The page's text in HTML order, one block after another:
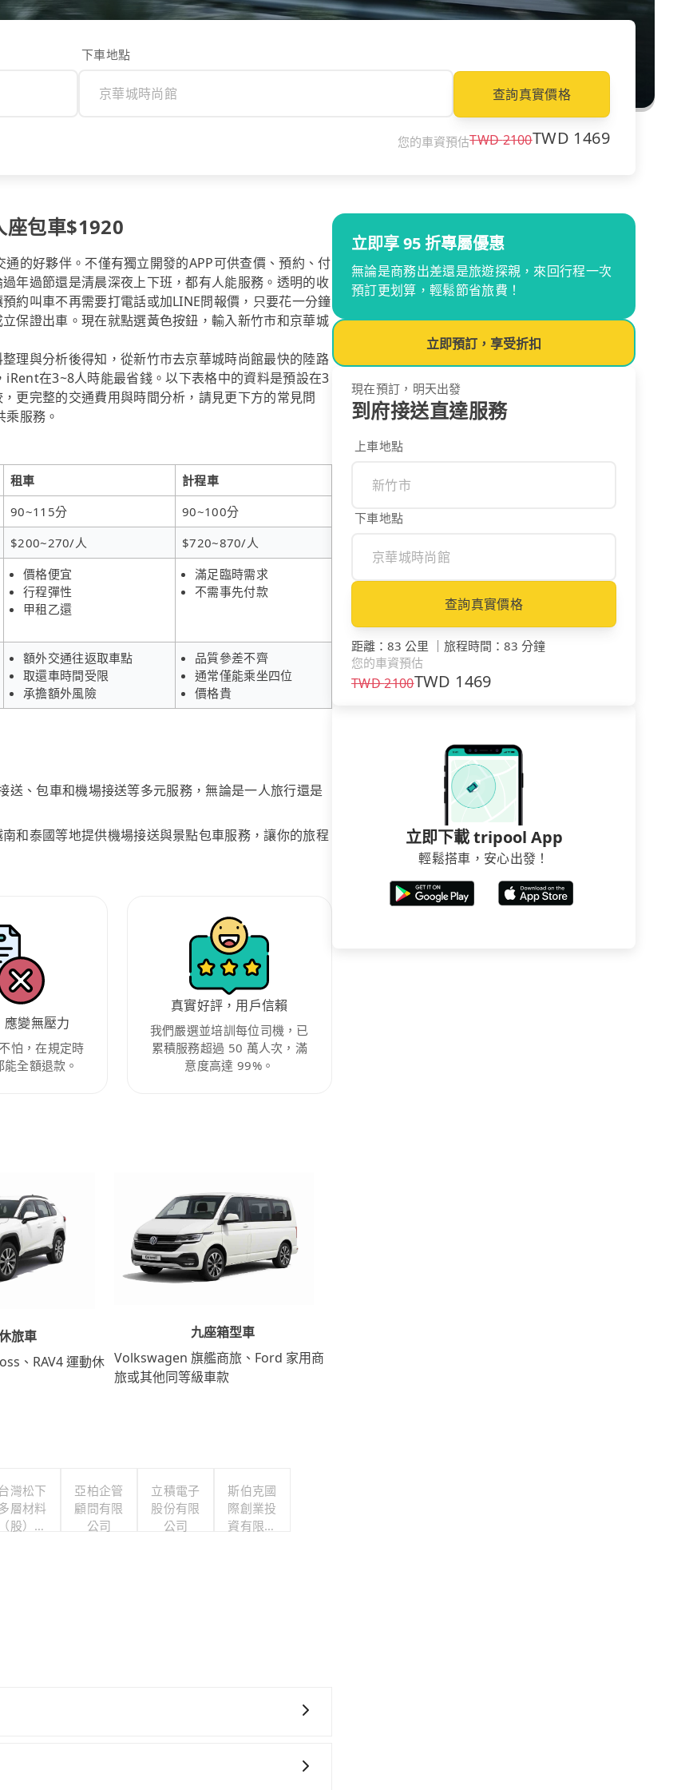
下車地點
查詢真實價格
您的車資預估TWD2100TWD 1469
座包車$1920
的好夥伴。不僅有獨立開發的APP可供查價、預約、付
年過節還是清晨深夜上下班，都有人能服務。透明的收
約叫車不再需要打電話或加LINE問報價，只要花一分鐘
保證出車。現在就點選黃色按鈕，輸入新竹市和京華城
理與分析後得知，從新竹市去京華城時尚館最快的陸路
在3~8人時能最省錢。以下表格中的資料是預設在3
更完整的交通費用與時間分析，請見更下方的常見問
服務。
租車
計程車
90~115分
90~100分
$200~270/人
$720~870/人
價格便宜
行程彈性
甲租乙還
滿足臨時需求
不需事先付款
額外交通往返取車點
取還車時間受限
承擔額外風險
品質參差不齊
通常僅能乘坐四位
價格貴
、包車和機場接送等多元服務，無論是一人旅行還是
和泰國等地提供機場接送與景點包車服務，讓你的旅程
應變無壓力
怕，在規定時
全額退款。
真實好評，用戶信賴
我們嚴選並培訓每位司機，已
累積服務超過 50 萬人次，滿
意度高達 99%。
旅車
、RAV4 運動休
九座箱型車
Volkswagen 旗艦商旅、Ford 家用商
旅或其他同等級車款
台灣松下
層材料
（股）公
亞柏企管
顧問有限
公司
立積電子
股份有限
公司
斯伯克國
際創業投
資有限公
靠近的新竹高鐵站，叫一輛計程車花費約400元、車程
立即享 95 折專屬優惠
無論是商務出差還是旅遊探親，來回行程一次
預訂更划算，輕鬆節省旅費！
立即預訂，享受折扣
現在預訂，明天出發
到府接送直達服務
上車地點
下車地點
查詢真實價格
距離 ： 83 公里 ｜ 旅程時間 ： 83 分鐘
您的車資預估
TWD2100TWD 1469
立即下載 tripool App
輕鬆搭車，安心出發！